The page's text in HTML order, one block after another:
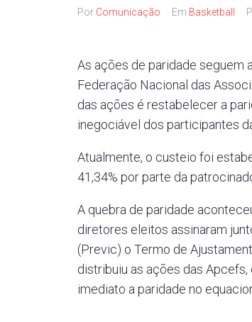
Por Comunicação Em Basketball
As ações de paridade seguem
Federação Nacional das
das ações é restabelecer a
inegociável dos participantes
Atualmente, o custeio foi
41,34% por parte da
A quebra de paridade
diretores eleitos assinaram
(Previc) o Termo de
distribuiu as ações das
imediato a paridade no